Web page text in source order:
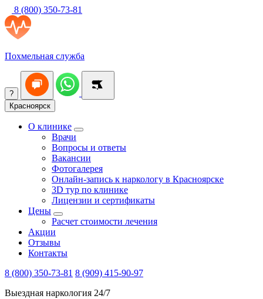
8 (800) 350-73-81
Похмельная служба
?
Красноярск
О клинике
Врачи
Вопросы и ответы
Вакансии
Фотогалерея
Онлайн-запись к наркологу в Красноярске
3D тур по клинике
Лицензии и сертификаты
Цены
Расчет стоимости лечения
Акции
Отзывы
Контакты
8 (800) 350-73-81 8 (909) 415-90-97
Выездная наркология 24/7